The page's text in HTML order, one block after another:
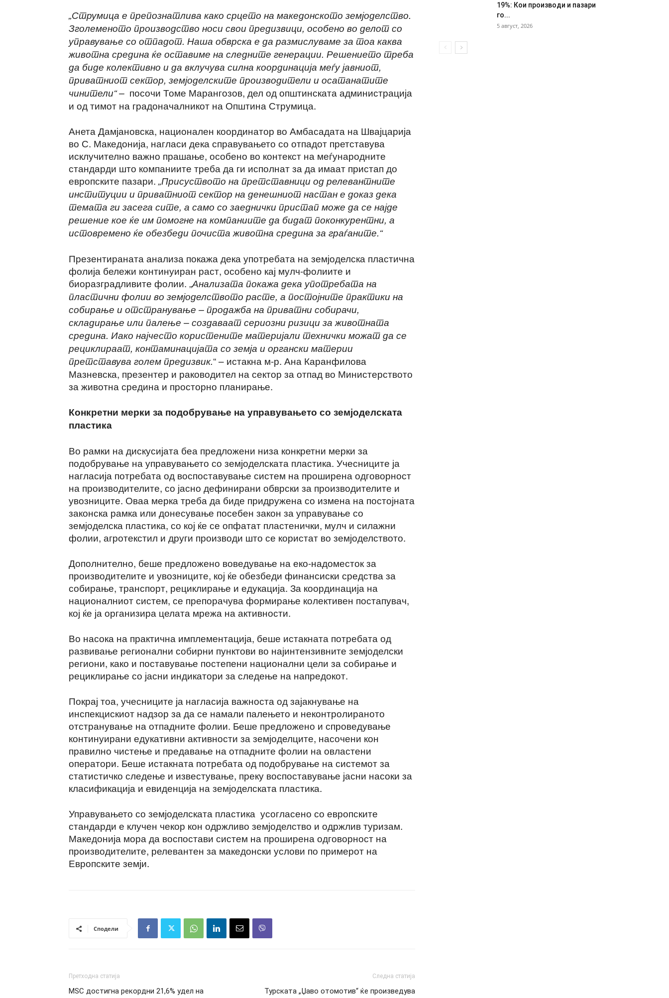
„Струмица е препознатлива како срцето на македонското земјоделство.
Зголеменото производство носи свои предизвици, особено во делот со
управување со отпадот. Наша обврска е да размислуваме за тоа каква
животна средина ќе оставиме на следните генерации. Решението треба
да биде колективно и да вклучува силна координација меѓу јавниот,
приватниот сектор, земјоделските производители и осатанатите
чинители“ – посочи Томе Марангозов, дел од општинската администрација
и од тимот на градоначалникот на Општина Струмица.
Анета Дамјановска, национален координатор во Амбасадата на Швајцарија
во С. Македонија, нагласи дека справувањето со отпадот претставува
исклучително важно прашање, особено во контекст на меѓународните
стандарди што компаниите треба да ги исполнат за да имаат пристап до
европските пазари. „Присуството на претставници од релевантните
институции и приватниот сектор на денешниот настан е доказ дека
темата ги засега сите, а само со заеднички пристап може да се најде
решение кое ќе им помогне на компаниите да бидат поконкурентни, а
истовремено ќе обезбеди почиста животна средина за граѓаните.“
Презентираната анализа покажа дека употребата на земјоделска пластична
фолија бележи континуиран раст, особено кај мулч-фолиите и
биоразградливите фолии. „Анализата покажа дека употребата на
пластични фолии во земјоделството расте, а постојните практики на
собирање и отстранување – продажба на приватни собирачи,
складирање или палење – создаваат сериозни ризици за животната
средина. Иако најчесто користените материјали технички можат да се
рециклираат, контаминацијата со земја и органски материи
претставува голем предизвик.“ – истакна м-р. Ана Каранфилова
Мазневска, презентер и раководител на сектор за отпад во Министерството
за животна средина и просторно планирање.
Конкретни мерки за подобрување на управувањето со земјоделската
пластика
Во рамки на дискусијата беа предложени низа конкретни мерки за
подобрување на управувањето со земјоделската пластика. Учесниците ја
нагласија потребата од воспоставување систем на проширена одговорност
на производителите, со јасно дефинирани обврски за производителите и
увозниците. Оваа мерка треба да биде придружена со измена на постојната
законска рамка или донесување посебен закон за управување со
земјоделска пластика, со кој ќе се опфатат пластенички, мулч и силажни
фолии, агротекстил и други производи што се користат во земјоделството.
Дополнително, беше предложено воведување на еко-надоместок за
производителите и увозниците, кој ќе обезбеди финансиски средства за
собирање, транспорт, рециклирање и едукација. За координација на
националниот систем, се препорачува формирање колективен постапувач,
кој ќе ја организира целата мрежа на активности.
Во насока на практична имплементација, беше истакната потребата од
развивање регионални собирни пунктови во најинтензивните земјоделски
региони, како и поставување постепени национални цели за собирање и
рециклирање со јасни индикатори за следење на напредокот.
Покрај тоа, учесниците ја нагласија важноста од зајакнување на
инспекцискиот надзор за да се намали палењето и неконтролираното
отстранување на отпадните фолии. Беше предложено и спроведување
континуирани едукативни активности за земјоделците, насочени кон
правилно чистење и предавање на отпадните фолии на овластени
оператори. Беше истакната потребата од подобрување на системот за
статистичко следење и известување, преку воспоставување јасни насоки за
класификација и евиденција на земјоделската пластика.
Управувањето со земјоделската пластика усогласено со европските
стандарди е клучен чекор кон одржливо земјоделство и одржлив туризам.
Македонија мора да воспостави систем на проширена одговорност на
производителите, релевантен за македонски услови по примерот на
Европските земји.
Сподели
Претходна статија
MSC достигна рекордни 21,6% удел на
Следна статија
Турската „Џаво отомотив“ ќе произведува
19%: Кои производи и пазари
го...
5 август, 2026